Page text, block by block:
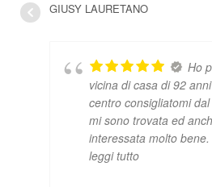
GIUSY LAURETANO
Ho
vicina di casa di 92
centro consigliatomi
mi sono trovata ed
interessata molto
leggi tutto